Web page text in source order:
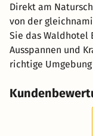
Direkt am
von der
Sie das Waldhotel
Ausspannen und
richtige